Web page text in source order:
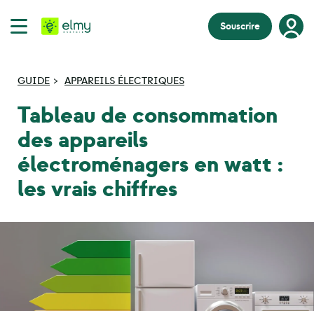
Souscrire
GUIDE APPAREILS ÉLECTRIQUES
Tableau de consommation
des appareils
électroménagers en watt :
les vrais chiffres